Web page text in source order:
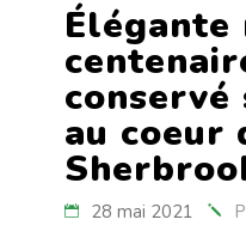
Élégante
conservé
au coeur
28 mai 2021